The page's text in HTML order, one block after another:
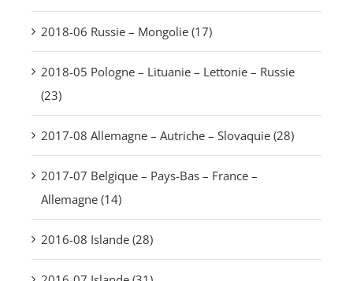
2018-06 Russie – Mongolie (17)
2018-05 Pologne – Lituanie – Lettonie – Russie
(23)
2017-08 Allemagne – Autriche – Slovaquie (28)
2017-07 Belgique – Pays-Bas – France –
Allemagne (14)
2016-08 Islande (28)